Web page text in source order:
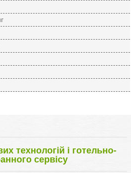
технологій і готельно-
сервісу